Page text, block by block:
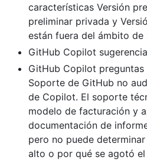
características Versión
preliminar privada y
están fuera del ámbito
GitHub Copilot
GitHub Copilot preguntas
Soporte de GitHub no
de Copilot. El soporte
modelo de facturación y
documentación de
pero no puede
alto o por qué se agotó